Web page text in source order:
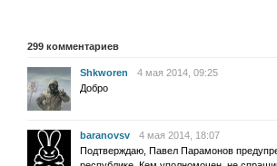
299 комментариев
Shkworen
4 мая 2014, 09:25
Добро
baranovsv
4 мая 2014, 18:07
Подтверждаю, Павел Парамонов